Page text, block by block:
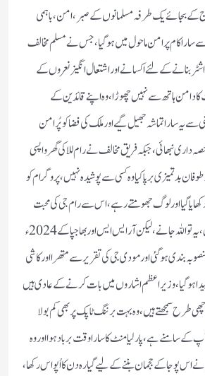
سماج کے بجائے یک طرفہ مسلمانوں کے صبر ، امن ،باہمی
سے سارا کام پر امن ماحول میں ہوگیا، جس نے مسلم مخالف
بنانے کے لئے اکسانے اور اشتعال انگیز نعروں کے
دامن ہاتھ سے نہیں چھوڑا، وہ اپنے قائدین کے
سارا تماشہ جھیل گیے اورملک کی فضا کو پُر امن
داری نبھائی، جبکہ فریق مخالف نے رام للا کی گھر واپسی
بد تمیزی برپا کیا وہ کسی سے پوشیدہ نہیں، پروگرام کو
گیا اورلوگ جھومتے رہے ، اس سے رام جی کی محبت
دلوں میں پیدا ہوئی ہو یانہیں، یہ تو اللہ جانے، لیکن آر ایس ایس اور بھاجپا کے 2024ء
بندی ہو گئی اور مودی جی کی تقریر سے متھرا اورکاشی
ہو گیا، وزیر اعظم اشاروں میں بات کرنے کے عادی ہیں
طرح سمجھتے ہیں، وہ بہت برننگ ٹاپک پر بھی کم بولا
کے سامنے ہے ، پارلیامنٹ کا سارا وقت برباد ہوا اور وہ
پوجا کے ججمان بننے کے لیے گیارہ دن کا اُپواس رکھا،